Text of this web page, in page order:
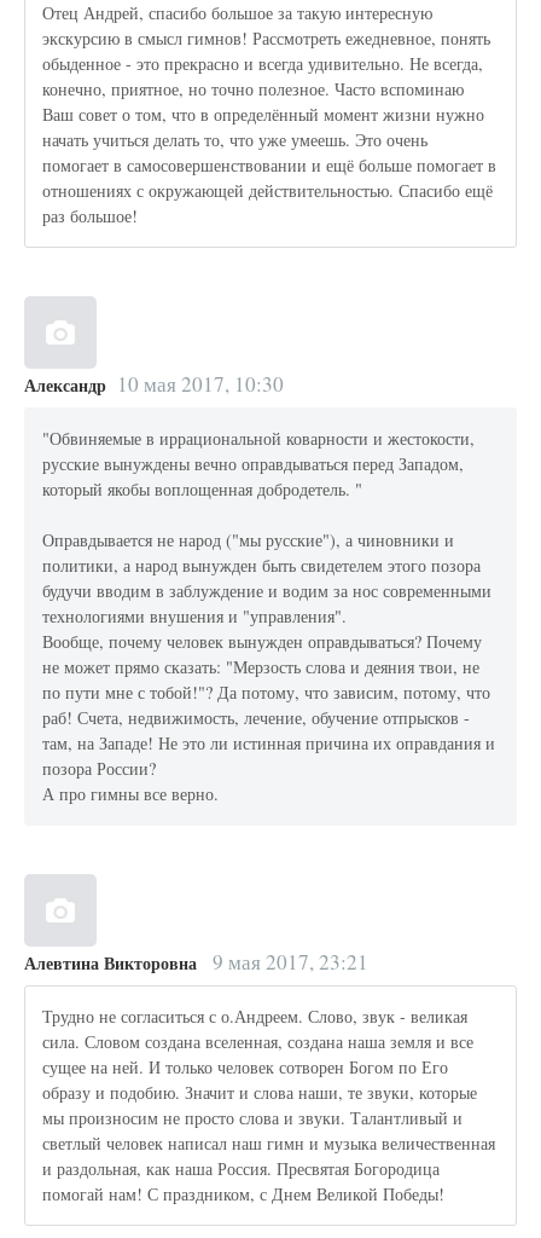
Отец Андрей, спасибо большое за такую интересную
экскурсию в смысл гимнов! Рассмотреть ежедневное, понять
обыденное - это прекрасно и всегда удивительно. Не всегда,
конечно, приятное, но точно полезное. Часто вспоминаю
Ваш совет о том, что в определённый момент жизни нужно
начать учиться делать то, что уже умеешь. Это очень
помогает в самосовершенствовании и ещё больше помогает в
отношениях с окружающей действительностью. Спасибо ещё
раз большое!
Александр 10 мая 2017, 10:30
"Обвиняемые в иррациональной коварности и жестокости,
русские вынуждены вечно оправдываться перед Западом,
который якобы воплощенная добродетель. "
Оправдывается не народ ("мы русские"), а чиновники и
политики, а народ вынужден быть свидетелем этого позора
будучи вводим в заблуждение и водим за нос современными
технологиями внушения и "управления".
Вообще, почему человек вынужден оправдываться? Почему
не может прямо сказать: "Мерзость слова и деяния твои, не
по пути мне с тобой!"? Да потому, что зависим, потому, что
раб! Счета, недвижимость, лечение, обучение отпрысков -
там, на Западе! Не это ли истинная причина их оправдания и
позора России?
А про гимны все верно.
Алевтина Викторовна 9 мая 2017, 23:21
Трудно не согласиться с о.Андреем. Слово, звук - великая
сила. Словом создана вселенная, создана наша земля и все
сущее на ней. И только человек сотворен Богом по Его
образу и подобию. Значит и слова наши, те звуки, которые
мы произносим не просто слова и звуки. Талантливый и
светлый человек написал наш гимн и музыка величественная
и раздольная, как наша Россия. Пресвятая Богородица
помогай нам! С праздником, с Днем Великой Победы!